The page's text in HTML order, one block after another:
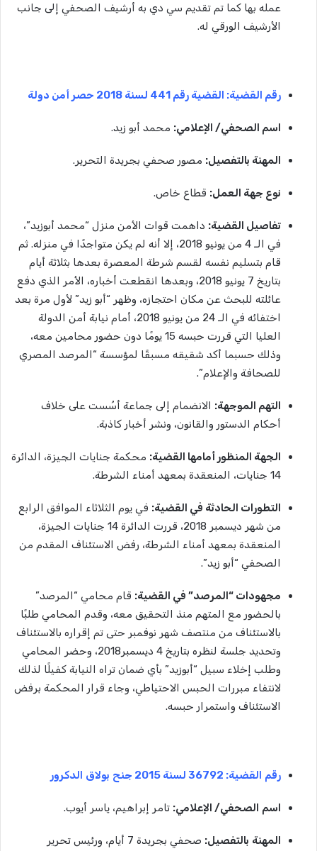
عمله بها كما تم تقديم سي دي به أرشيف الصحفي إلى جانب
الأرشيف الورقي له.
رقم القضية: القضية رقم 441 لسنة 2018 حصر أمن دولة
اسم الصحفي/ الإعلامي: محمد أبو زيد.
المهنة بالتفصيل: مصور صحفي بجريدة التحرير.
نوع جهة العمل: قطاع خاص.
تفاصيل القضية: داهمت قوات الأمن منزل “محمد أبوزيد”،
في الـ 4 من يونيو 2018، إلا أنه لم يكن متواجدًا في منزله. ثم
قام بتسليم نفسه لقسم شرطة المعصرة بعدها بثلاثة أيام
بتاريخ 7 يونيو 2018، وبعدها انقطعت أخباره، الأمر الذي دفع
عائلته للبحث عن مكان احتجازه، وظهر “أبو زيد” لأول مرة بعد
اختفائه في الـ 24 من يونيو 2018، أمام نيابة أمن الدولة
العليا التي قررت حبسه 15 يومًا دون حضور محامين معه،
وذلك حسبما أكد شقيقه مسبقًا لمؤسسة “المرصد المصري
للصحافة والإعلام”.
التهم الموجهة: الانضمام إلى جماعة أسُست على خلاف
أحكام الدستور والقانون، ونشر أخبار كاذبة.
الجهة المنظور أمامها القضية: محكمة جنايات الجيزة، الدائرة
14 جنايات، المنعقدة بمعهد أمناء الشرطة.
التطورات الحادثة في القضية: في يوم الثلاثاء الموافق الرابع
من شهر ديسمبر 2018، قررت الدائرة 14 جنايات الجيزة،
المنعقدة بمعهد أمناء الشرطة، رفض الاستئناف المقدم من
الصحفي “أبو زيد”.
مجهودات “المرصد” في القضية: قام محامي “المرصد”
بالحضور مع المتهم منذ التحقيق معه، وقدم المحامي طلبًا
بالاستئناف من منتصف شهر نوفمبر حتى تم إقراره بالاستئناف
وتحديد جلسة لنظره بتاريخ 4 ديسمبر2018، وحضر المحامي
وطلب إخلاء سبيل “أبوزيد” بأي ضمان تراه النيابة كفيلًا لذلك
لانتفاء مبررات الحبس الاحتياطي، وجاء قرار المحكمة برفض
الاستئناف واستمرار حبسه.
رقم القضية: 36792 لسنة جنح بولاق الدكرور
اسم الصحفي/ الإعلامي: تامر إبراهيم، ياسر أيوب.
المهنة بالتفصيل:
صحفي بجريدة 7 أيام، ورئيس تحرير